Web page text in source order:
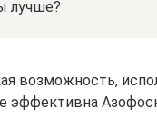
лучше?
возможность,
эффективна